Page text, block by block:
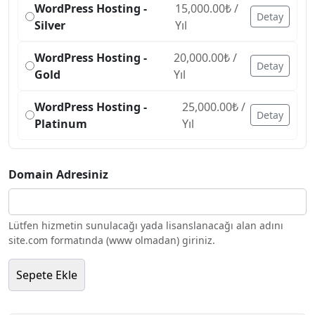
WordPress Hosting -
Silver
15,000.00₺/
Yıl
Detay
WordPress Hosting -
Gold
20,000.00₺/
Yıl
Detay
WordPress Hosting -
Platinum
25,000.00₺/
Yıl
Detay
Domain Adresiniz
Lütfen hizmetin sunulacağı yada lisanslanacağı alan adını
site.com formatında (www olmadan) giriniz.
Sepete Ekle